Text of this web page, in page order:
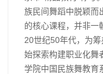
族民间舞蹈中脱颖而
的核心课程，并非一
20世纪50年代，为
始探索构建职业化舞
学院中国民族舞教育